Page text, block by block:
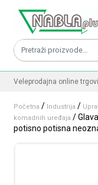
Pretraži:
Veleprodajna online
Početna / Industrija /
komadnih uređaja /
potisno potisna